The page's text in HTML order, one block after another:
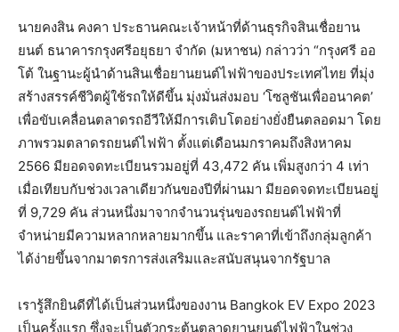
นายคงสิน คงคา ประธานคณะเจ้าหน้าที่ด้านธุรกิจสินเชื่อยาน
ยนต์ ธนาคารกรุงศรีอยุธยา จำกัด (มหาชน) กล่าวว่า “กรุงศรี ออ
โต้ ในฐานะผู้นำด้านสินเชื่อยานยนต์ไฟฟ้าของประเทศไทย ที่มุ่ง
สร้างสรรค์ชีวิตผู้ใช้รถให้ดีขึ้น มุ่งมั่นส่งมอบ ‘โซลูชันเพื่ออนาคต’
เพื่อขับเคลื่อนตลาดรถอีวีให้มีการเติบโตอย่างยั่งยืนตลอดมา โดย
ภาพรวมตลาดรถยนต์ไฟฟ้า ตั้งแต่เดือนมกราคมถึงสิงหาคม
2566 มียอดจดทะเบียนรวมอยู่ที่ 43,472 คัน เพิ่มสูงกว่า 4 เท่า
เมื่อเทียบกับช่วงเวลาเดียวกันของปีที่ผ่านมา มียอดจดทะเบียนอยู่
ที่ 9,729 คัน ส่วนหนึ่งมาจากจำนวนรุ่นของรถยนต์ไฟฟ้าที่
จำหน่ายมีความหลากหลายมากขึ้น และราคาที่เข้าถึงกลุ่มลูกค้า
ได้ง่ายขึ้นจากมาตรการส่งเสริมและสนับสนุนจากรัฐบาล
เรารู้สึกยินดีที่ได้เป็นส่วนหนึ่งของงาน Bangkok EV Expo 2023
เป็นครั้งแรก ซึ่งจะเป็นตัวกระตุ้นตลาดยานยนต์ไฟฟ้าในช่วง